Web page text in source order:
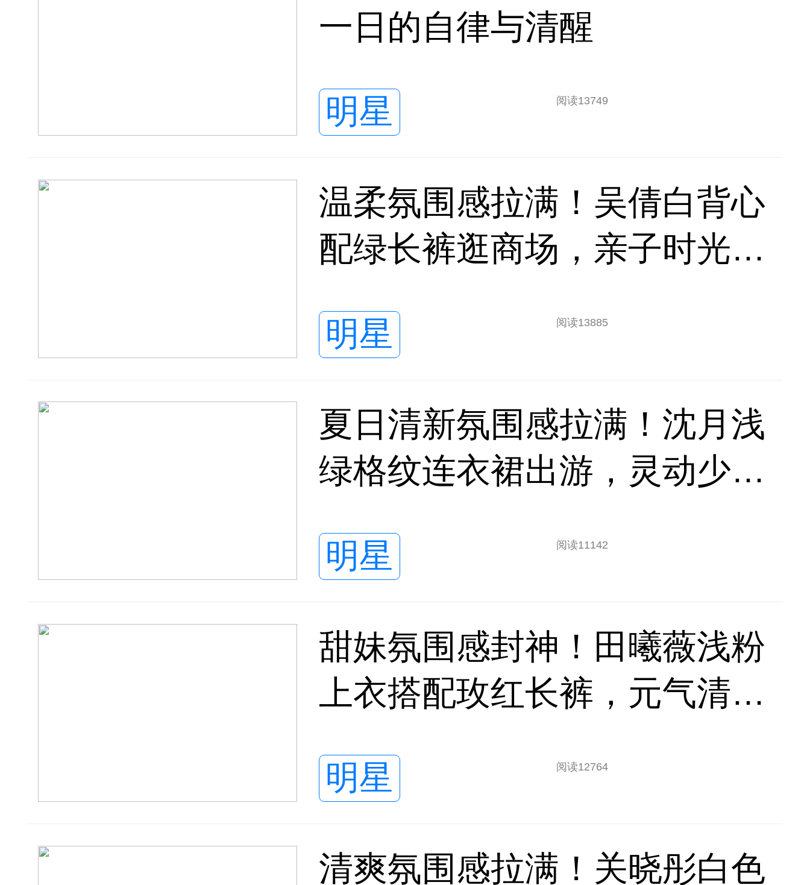
一日的自律与清醒
明星 阅读13749
温柔氛围感拉满！吴倩白背心
配绿长裤逛商场，亲子时光松
明星 阅读13885
夏日清新氛围感拉满！沈月浅
绿格纹连衣裙出游，灵动少女
明星 阅读11142
甜妹氛围感封神！田曦薇浅粉
上衣搭配玫红长裤，元气清甜
明星 阅读12764
清爽氛围感拉满！关晓彤白色